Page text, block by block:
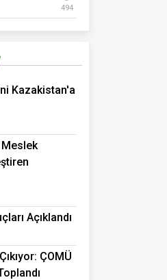
494
Kazakistan'a
Meslek
Açıklandı
ÇOMÜ